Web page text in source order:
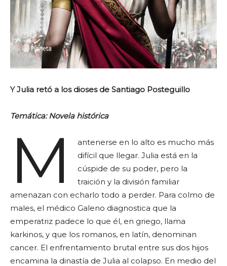
Y Julia retó a los dioses de Santiago Posteguillo
Temática: Novela histórica
M
antenerse en lo alto es mucho más
difícil que llegar. Julia está en la
cúspide de su poder, pero la
traición y la división familiar
amenazan con echarlo todo a perder. Para colmo de
males, el médico Galeno diagnostica que la
emperatriz padece lo que él, en griego, llama
karkinos, y que los romanos, en latín, denominan
cancer. El enfrentamiento brutal entre sus dos hijos
encamina la dinastía de Julia al colapso. En medio del